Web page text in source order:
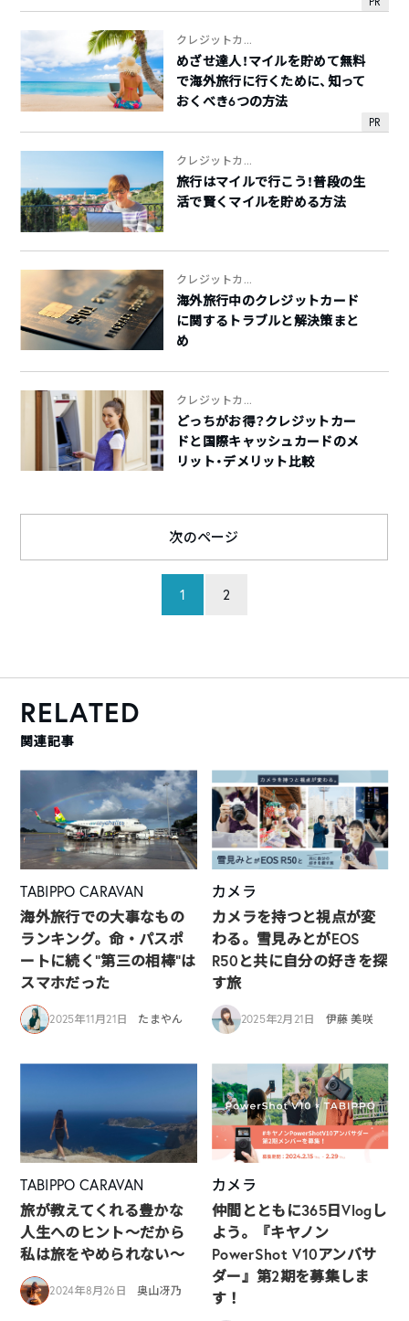
PR
クレジットカ...
めざせ達人！マイルを貯めて無料
で海外旅行に行くために、知って
おくべき6つの方法
クレジットカ...
旅行はマイルで行こう！普段の生
活で賢くマイルを貯める方法
クレジットカ...
海外旅行中のクレジットカード
に関するトラブルと解決策まと
め
クレジットカ...
どっちがお得？クレジットカー
ドと国際キャッシュカードのメ
リット・デメリット比較
1 2
次のページ
RELATED
関連記事
TABIPPO CARAVAN
海外旅行での大事なもの
ランキング。命・パスポ
ートに続く“第三の相棒”は
スマホだった
2025年11月21日 たまやん
カメラ
カメラを持つと視点が変
わる。雪見みとがEOS
R50と共に自分の好きを探
す旅
2025年2月21日 伊藤 美咲
TABIPPO CARAVAN
旅が教えてくれる豊かな
人生へのヒント〜だから
私は旅をやめられない〜
2024年8月26日 奥山冴乃
カメラ
仲間とともに365日Vlogし
よう。『キヤノン
PowerShot V10アンバサ
ダー』第2期を募集しま
す！